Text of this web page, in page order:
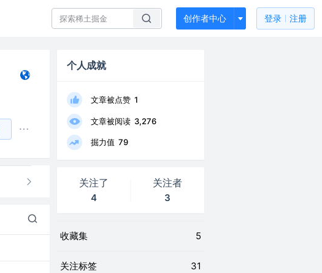
创作者中心 登录 注册
个人成就
文章被点赞 1
文章被阅读 3,276
掘力值 79
关注了
4
关注者
3
收藏集 5
关注标签 31